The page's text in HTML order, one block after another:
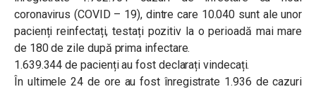
coronavirus (COVID – 19), dintre care 10.040 sunt ale unor
pacienți reinfectați, testați pozitiv la o perioadă mai mare
de 180 de zile după prima infectare.
1.639.344 de pacienți au fost declarați vindecați.
În ultimele 24 de ore au fost înregistrate 1.936 de cazuri